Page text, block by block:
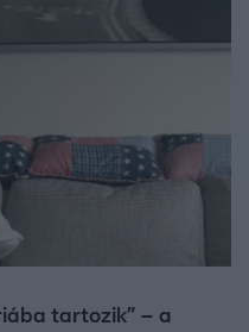
tartozik” – a